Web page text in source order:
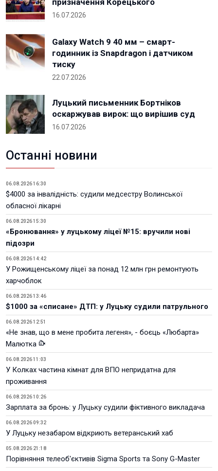
призначення Корецького
16.07.2026
Galaxy Watch 9 40 мм – смарт-
годинник із Snapdragon і датчиком
тиску
22.07.2026
Луцький письменник Бортніков
оскаржував вирок: що вирішив суд
16.07.2026
Останні новини
06.08.2026 16:30
$4000 за інвалідність: судили медсестру Волинської
обласної лікарні
06.08.2026 15:30
«Бронювання» у луцькому ліцеї №15: вручили нові
підозри
06.08.2026 14:42
У Рожищенському ліцеї за понад 12 млн грн ремонтують
харчоблок
06.08.2026 13:46
$1000 за «списане» ДТП: у Луцьку судили патрульного
06.08.2026 12:51
«Не знав, що в мене пробита легеня», - боєць «Любарта»
Малютка
06.08.2026 11:03
У Колках частина кімнат для ВПО непридатна для
проживання
06.08.2026 10:26
Зарплата за бронь: у Луцьку судили фіктивного викладача
06.08.2026 09:32
У Луцьку незабаром відкриють ветеранський хаб
05.08.2026 21:18
Порівняння телеоб'єктивів Sigma Sports та Sony G-Master